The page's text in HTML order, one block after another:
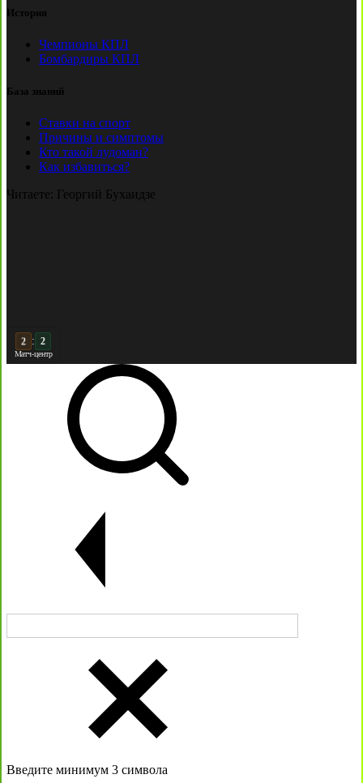
История
Чемпионы КПЛ
Бомбардиры КПЛ
База знаний
Ставки на спорт
Причины и симптомы
Кто такой лудоман?
Как избавиться?
Читаете: Георгий Бухаидзе
3 : 2
Матч-центр
Введите минимум 3 символа